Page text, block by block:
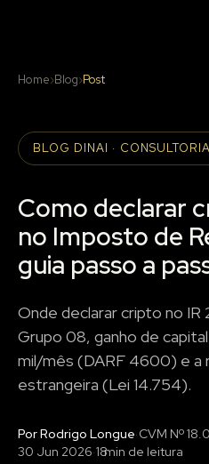
Home›Blog›Post
BLOG DINAI · CONSULTORIA
Como declarar
no Imposto de
guia passo a
Onde declarar cripto no
Grupo 08, ganho de
mil/mês (DARF 4600) e a
estrangeira (Lei 14.754).
Por Rodrigo Longue·CVM Nº
30 Jun 2026·18min de leitura